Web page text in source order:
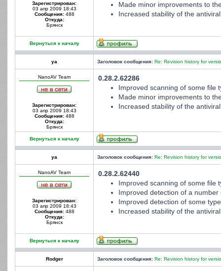
Зарегистрирован:
03 апр 2009 18:43
Сообщения:488
Откуда:
Брянск
Made minor improvements to
Increased stability of the
Вернуться к началу
ya Заголовок сообщения: Re: Revision history for
NanoAV Team
Зарегистрирован:
03 апр 2009 18:43
Сообщения:488
Откуда:
Брянск
0.28.2.62286
Improved scanning of some file
Made minor improvements to
Increased stability of the
Вернуться к началу
ya Заголовок сообщения: Re: Revision history for
NanoAV Team
Зарегистрирован:
03 апр 2009 18:43
Сообщения:488
Откуда:
Брянск
0.28.2.62440
Improved scanning of some file
Improved detection of a number
Improved detection of some
Increased stability of the
Вернуться к началу
Rodger Заголовок сообщения: Re: Revision history for